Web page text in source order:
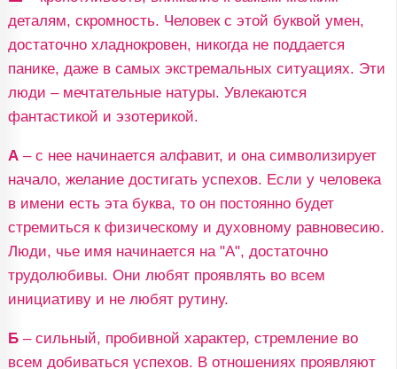
деталям, скромность. Человек с этой буквой умен,
достаточно хладнокровен, никогда не поддается
панике, даже в самых экстремальных ситуациях. Эти
люди – мечтательные натуры. Увлекаются
фантастикой и эзотерикой.
А– с нее начинается алфавит, и она символизирует
начало, желание достигать успехов. Если у человека
в имени есть эта буква, то он постоянно будет
стремиться к физическому и духовному равновесию.
Люди, чье имя начинается на "А", достаточно
трудолюбивы. Они любят проявлять во всем
инициативу и не любят рутину.
Б– сильный, пробивной характер, стремление во
всем добиваться успехов. В отношениях проявляют